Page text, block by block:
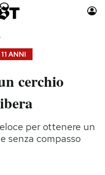
Moda
Consumismi
Storie/Idee
Ok Boomer!
11 ANNI
cerchio
per ottenere un
senza compasso